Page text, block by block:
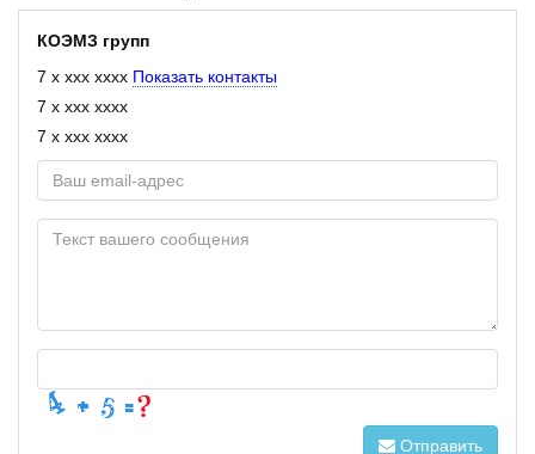
КОЭМЗ групп
7 x xxx xxxx Показать контакты
7 x xxx xxxx
7 x xxx xxxx
Отправить